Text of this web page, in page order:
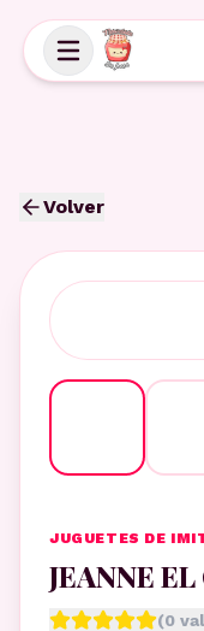
Volver
JUGUETES DE
JEANNE
(0